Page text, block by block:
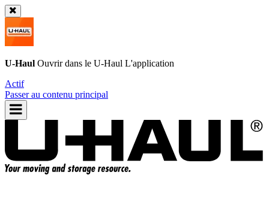
U-Haul Ouvrir dans le U-Haul L'application
Actif
Passer au contenu principal